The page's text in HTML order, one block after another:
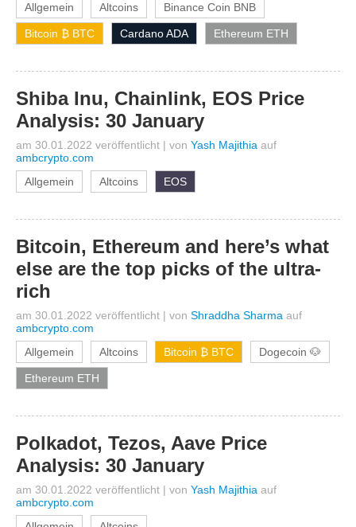
Allgemein
Altcoins Binance Coin BNB
Bitcoin ₿ BTC Cardano ADA Ethereum ETH
Shiba Inu, Chainlink, EOS Price
Analysis: 30 January
am 30.01.2022 veröffentlicht | von Yash Majithia auf
ambcrypto.com
Allgemein
Altcoins EOS
Bitcoin, Ethereum and here’s what
else are the top picks of the ultra-
rich
am 30.01.2022 veröffentlicht | von Shraddha Sharma auf
ambcrypto.com
Allgemein
Altcoins Bitcoin ₿ BTC Dogecoin 🐶
Ethereum ETH
Polkadot, Tezos, Aave Price
Analysis: 30 January
am 30.01.2022 veröffentlicht | von Yash Majithia auf
ambcrypto.com